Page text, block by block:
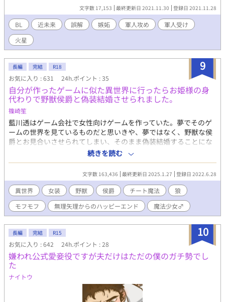
文字数 17,153 最終更新日 2021.11.30 登録日 2021.11.28
BL 近未来 誤解 嫉妬 軍人攻め
軍人受け
火星
9
長編 完結 R18
お気に入り : 631 24h.ポイント : 35
自分が作ったゲームに似た異世界に行ったらお姫様の身
代わりで野獣侯爵と偽装結婚させられました。
篠崎笙
藍川透はゲーム会社で女性向けゲームを作っていた。夢でそのゲ
ームの世界を見ているものだと思いきや、夢ではなく、野獣な侯
爵とお見合いさせられてしまい、そのまま偽装結婚することにな
るが……。 ひっそり誤字修正や書き足しをしていましたがどん
どんタイトルが内容とずれていくので大幅改稿しました。（25年
続きを読む
文字数 163,436 最終更新日 2025.1.27 登録日 2022.6.28
異世界 女装 野獣 侯爵 チート魔法
狼
モフモフ
無理矢理からのハッピーエンド 魔法少女♂
10
長編 完結 R15
お気に入り : 642 24h.ポイント : 28
嫌われ公式愛妾役ですが夫だけはただの僕のガチ勢でし
た
ナイトウ